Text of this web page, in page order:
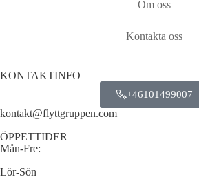
Om oss
Kontakta oss
KONTAKTINFO
+46101499007
kontakt@flyttgruppen.com
ÖPPETTIDER
Mån-Fre:
Lör-Sön